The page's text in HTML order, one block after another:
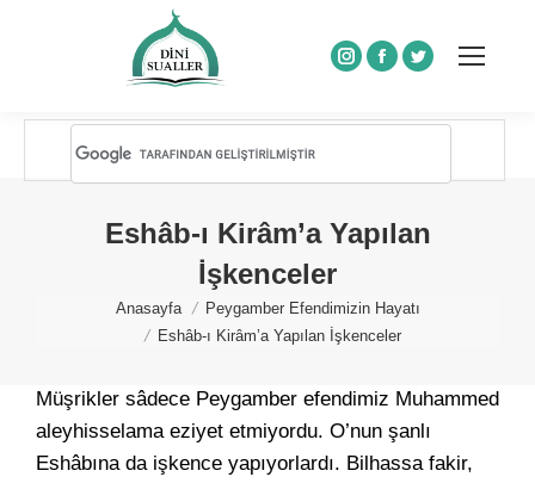
Instagram
Facebook
Twitter
Eshâb-ı Kirâm’a Yapılan
İşkenceler
You are here:
Anasayfa
Peygamber Efendimizin Hayatı
Eshâb-ı Kirâm’a Yapılan İşkenceler
Müşrikler sâdece Peygamber efendimiz Muhammed
aleyhisselama eziyet etmiyordu. O’nun şanlı
Eshâbına da işkence yapıyorlardı. Bilhassa fakir,